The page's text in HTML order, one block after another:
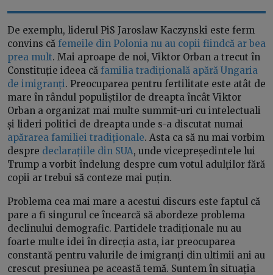
De exemplu, liderul PiS Jaroslaw Kaczynski este ferm
convins că femeile din Polonia nu au copii fiindcă ar bea
prea mult. Mai aproape de noi, Viktor Orban a trecut în
Constituție ideea că familia tradițională apără Ungaria
de imigranți. Preocuparea pentru fertilitate este atât de
mare în rândul populiștilor de dreapta încât Viktor
Orban a organizat mai multe summit-uri cu intelectuali
și lideri politici de dreapta unde s-a discutat numai
apărarea familiei tradiționale. Asta ca să nu mai vorbim
despre declarațiile din SUA, unde vicepreședintele lui
Trump a vorbit îndelung despre cum votul adulților fără
copii ar trebui să conteze mai puțin.
Problema cea mai mare a acestui discurs este faptul că
pare a fi singurul ce încearcă să abordeze problema
declinului demografic. Partidele tradiționale nu au
foarte multe idei în direcția asta, iar preocuparea
constantă pentru valurile de imigranți din ultimii ani au
crescut presiunea pe această temă. Suntem în situația